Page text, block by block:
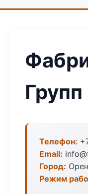
Групп
Телефон:
Email:
Город:
Режим